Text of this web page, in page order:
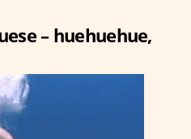
– huehuehue,